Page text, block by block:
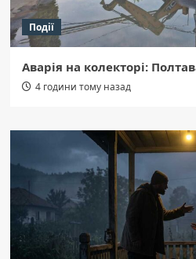
Події
Аварія на колекторі:
4 години тому назад